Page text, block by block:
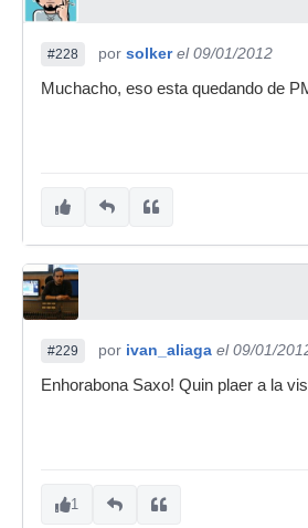
#228 por solker el 09/01/2012
Muchacho, eso esta quedando de
#229 por ivan_aliaga el 09/01/
Enhorabona Saxo! Quin plaer a la
1